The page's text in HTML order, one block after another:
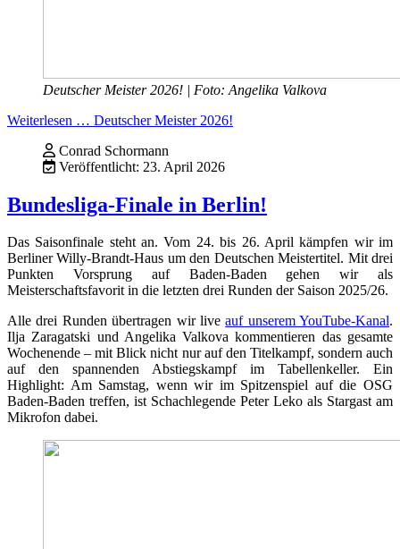
Deutscher Meister 2026! | Foto: Angelika Valkova
Weiterlesen … Deutscher Meister 2026!
Conrad Schormann
Veröffentlicht: 23. April 2026
Bundesliga-Finale in Berlin!
Das Saisonfinale steht an. Vom 24. bis 26. April kämpfen wir im
Berliner Willy-Brandt-Haus um den Deutschen Meistertitel. Mit drei
Punkten Vorsprung auf Baden-Baden gehen wir als
Meisterschaftsfavorit in die letzten drei Runden der Saison 2025/26.
Alle drei Runden übertragen wir liveauf unserem YouTube-Kanal.
Ilja Zaragatski und Angelika Valkova kommentieren das gesamte
Wochenende – mit Blick nicht nur auf den Titelkampf, sondern auch
auf den spannenden Abstiegskampf im Tabellenkeller. Ein
Highlight: Am Samstag, wenn wir im Spitzenspiel auf die OSG
Baden-Baden treffen, ist Schachlegende Peter Leko als Stargast am
Mikrofon dabei.